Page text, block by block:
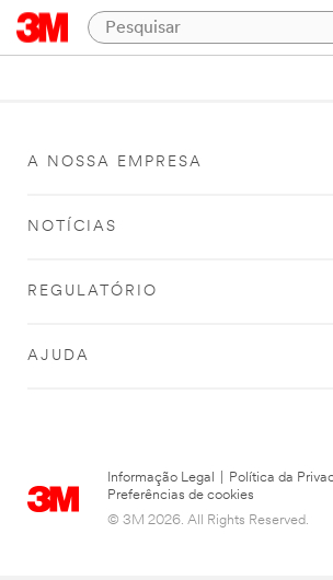
A NOSSA EMPRESA
NOTÍCIAS
REGULATÓRIO
AJUDA
Informação Legal Política da
Preferências de cookies
© 3M 2026. All Rights Reserved.